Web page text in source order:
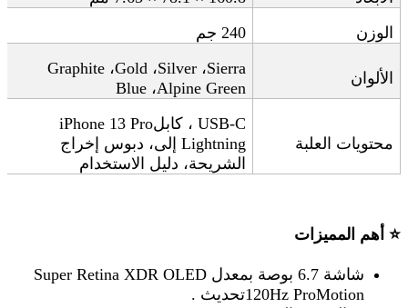
الوزن
240 جم
الألوان
Graphite،Gold ،Silver،Sierra
Blue،Alpine Green
محتويات العلبة
iPhone 13 Pro، كابل USB-C
إلى Lightning
، دبوس إخراج
الشريحة، دليل الاستخدام
⭐ أهم المميزات
شاشة 6.7 بوصة Super Retina XDR OLED بمعدل
تحديث120Hz ProMotion.